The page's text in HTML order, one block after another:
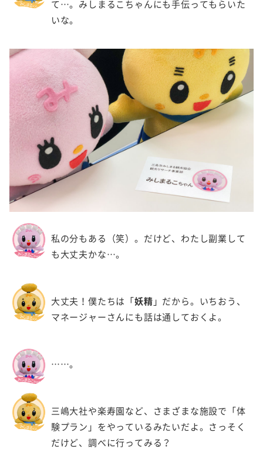
て…。みしまるこちゃんにも手伝ってもらいた
いな。
私の分もある（笑）。だけど、わたし副業して
も大丈夫かな…。
大丈夫！僕たちは「妖精 」だから。いちおう、
マネージャーさんにも話は通しておくよ。
……。
三嶋大社や楽寿園など、さまざまな施設で「体
験プラン」をやっているみたいだよ。さっそく
だけど、調べに行ってみる？